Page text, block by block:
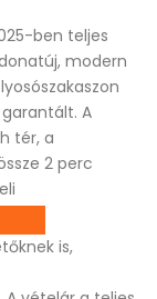
ben teljes
modern
A
tér, a
2 perc
is,